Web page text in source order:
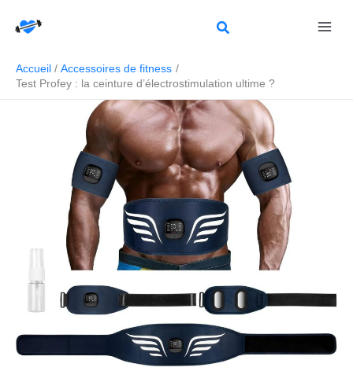
Accueil
Accessoires de fitness
Test Profey : la ceinture d’électrostimulation ultime ?